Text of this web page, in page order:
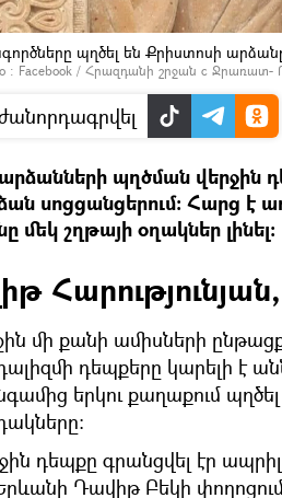
պղծել են Քրիստոսի
: Facebook / Հրազդանի շրջան с Ջրառատ-
պղծման վերջին
սոցցանցերում։ Հարց է
մեկ շղթայի օղակներ լինել։
մի քանի ամիսների
դեպքերը կարելի է
երկու քաղաքում
դեպքը գրանցվել էր
Դավիթ Բեկի